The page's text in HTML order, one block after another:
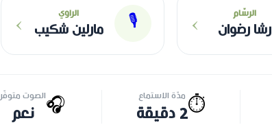
الرسّام
رشا رضوان ›
🎙 الراوي
مارلين شكيب ›
⏱️ مدّة الاستماع
2 دقيقة 🎧الصوت متوفّر
نعم